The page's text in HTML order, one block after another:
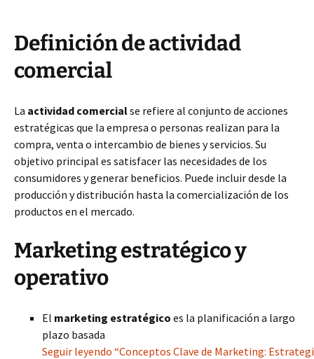
Definición de actividad
comercial
La actividad comercialse refiere al conjunto de acciones
estratégicas que la empresa o personas realizan para la
compra, venta o intercambio de bienes y servicios. Su
objetivo principal es satisfacer las necesidades de los
consumidores y generar beneficios. Puede incluir desde la
producción y distribución hasta la comercialización de los
productos en el mercado.
Marketing estratégico y
operativo
El marketing estratégico es la planificación a largo
plazo basada
Seguir leyendo “Conceptos Clave de Marketing: